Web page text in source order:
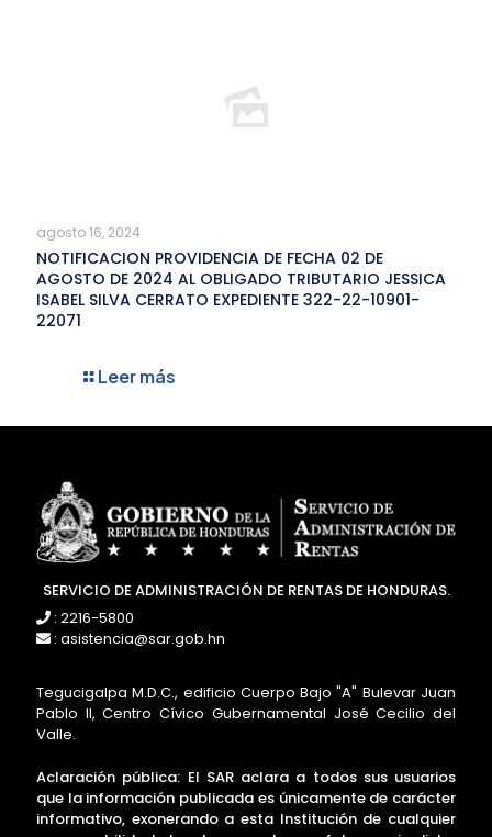
agosto 16, 2024
NOTIFICACION PROVIDENCIA DE FECHA 02 DE
AGOSTO DE 2024 AL OBLIGADO TRIBUTARIO JESSICA
ISABEL SILVA CERRATO EXPEDIENTE 322-22-10901-
22071
Leer más
SERVICIO DE ADMINISTRACIÓN DE RENTAS DE HONDURAS.
: 2216-5800
: asistencia@sar.gob.hn
Tegucigalpa M.D.C., edificio Cuerpo Bajo "A" Bulevar Juan
Pablo II, Centro Cívico Gubernamental José Cecilio del
Valle.
Aclaración pública: El SAR aclara a todos sus usuarios
que la información publicada es únicamente de carácter
informativo, exonerando a esta Institución de cualquier